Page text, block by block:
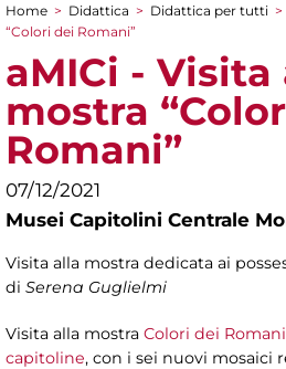
Tu sei qui
Home > Didattica > Didattica per tutti >
“Colori dei Romani”
aMICi - Visita
mostra
Romani”
07/12/2021
Musei Capitolini Centrale
Visita alla mostra dedicata ai
di Serena Guglielmi
Visita alla mostra Colori dei
capitoline, con i sei nuovi mosaici